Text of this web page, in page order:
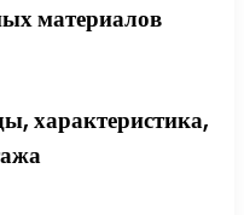
материалов
характеристика,